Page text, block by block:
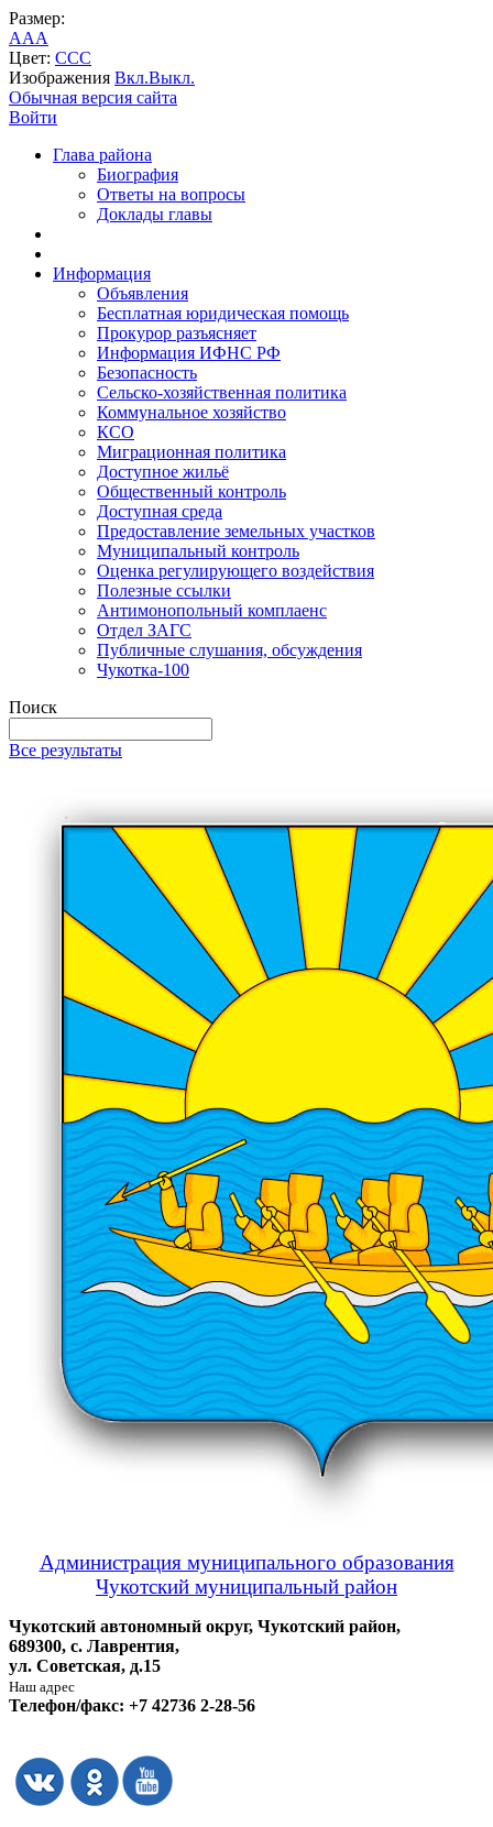
Размер:
AAA
Цвет: CCC
Изображения Вкл.Выкл.
Обычная версия сайта
Войти
Глава района
Биография
Ответы на вопросы
Доклады главы
Информация
Объявления
Бесплатная юридическая помощь
Прокурор разъясняет
Информация ИФНС РФ
Безопасность
Сельско-хозяйственная политика
Коммунальное хозяйство
КСО
Миграционная политика
Доступное жильё
Общественный контроль
Доступная среда
Предоставление земельных участков
Муниципальный контроль
Оценка регулирующего воздействия
Полезные ссылки
Антимонопольный комплаенс
Отдел ЗАГС
Публичные слушания, обсуждения
Чукотка-100
Поиск
Все результаты
Администрация муниципального образования
Чукотский муниципальный район
Чукотский автономный округ, Чукотский район,
689300, с. Лаврентия,
ул. Советская, д.15
Наш адрес
Телефон/факс: +7 42736 2-28-56